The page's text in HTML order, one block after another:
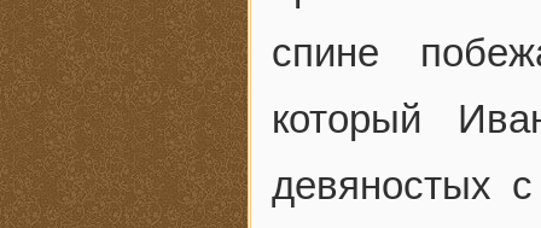
спине
который
девяностых